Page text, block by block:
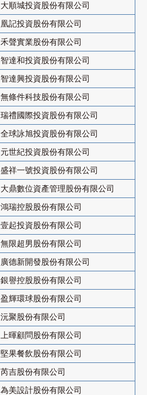
大順城投資股份有限公司
凰記投資股份有限公司
禾聲實業股份有限公司
智達和投資股份有限公司
智達興投資股份有限公司
無條件科技股份有限公司
瑞禮國際投資股份有限公司
全球詠旭投資股份有限公司
元世紀投資股份有限公司
盛祥一號投資股份有限公司
大鼎數位資產管理股份有限公司
鴻瑞控股股份有限公司
壹起投資股份有限公司
無限超男股份有限公司
廣德新開發股份有限公司
銀譽控股股份有限公司
盈輝環球股份有限公司
沅聚股份有限公司
上暉顧問股份有限公司
堅果餐飲股份有限公司
芮吉股份有限公司
為美設計股份有限公司